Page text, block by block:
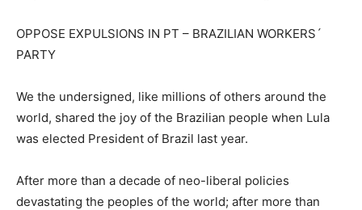
OPPOSE EXPULSIONS IN PT – BRAZILIAN WORKERS´
PARTY
We the undersigned, like millions of others around the
world, shared the joy of the Brazilian people when Lula
was elected President of Brazil last year.
After more than a decade of neo-liberal policies
devastating the peoples of the world; after more than